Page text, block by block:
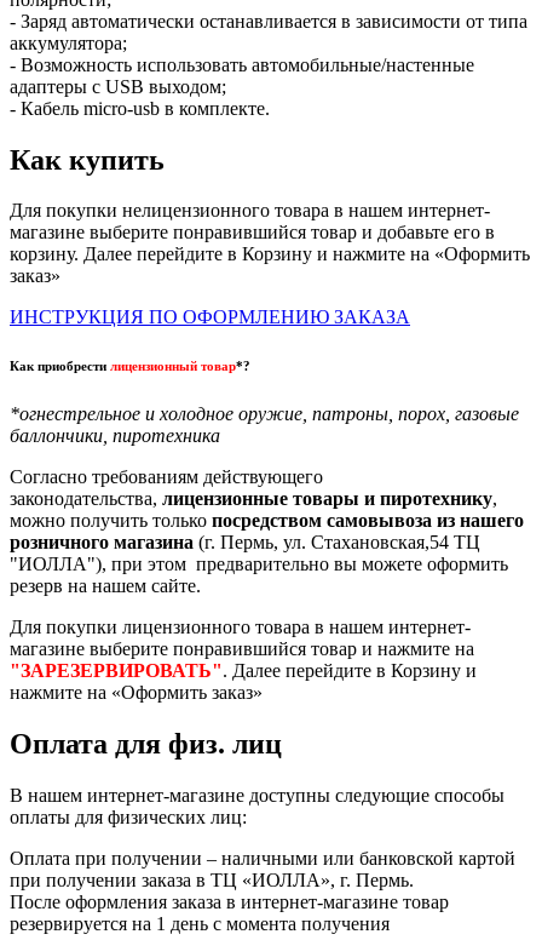
- Заряд автоматически останавливается в зависимости от типа
аккумулятора;
- Возможность использовать автомобильные/настенные
адаптеры с USB выходом;
- Кабель micro-usb в комплекте.
Как купить
Для покупки нелицензионного товара в нашем интернет-
магазине выберите понравившийся товар и добавьте его в
корзину. Далее перейдите в Корзину и нажмите на «Оформить
заказ»
ИНСТРУКЦИЯ ПО ОФОРМЛЕНИЮ ЗАКАЗА
Как приобрести лицензионный товар*?
*огнестрельное и холодное оружие, патроны, порох, газовые
баллончики, пиротехника
Согласно требованиям действующего
законодательства, лицензионные товары и пиротехнику,
можно получить только посредством самовывоза из нашего
розничного магазина (г. Пермь, ул. Стахановская,54 ТЦ
"ИОЛЛА"), при этом предварительно вы можете оформить
резерв на нашем сайте.
Для покупки лицензионного товара в нашем интернет-
магазине выберите понравившийся товар и нажмите на
"ЗАРЕЗЕРВИРОВАТЬ". Далее перейдите в Корзину и
нажмите на «Оформить заказ»
Оплата для физ. лиц
В нашем интернет-магазине доступны следующие способы
оплаты для физических лиц:
Оплата при получении – наличными или банковской картой
при получении заказа в ТЦ «ИОЛЛА», г. Пермь.
После оформления заказа в интернет-магазине товар
резервируется на 1 день с момента получения